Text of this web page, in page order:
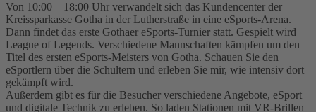
Von 10:00 – 18:00 Uhr verwandelt sich das Kundencenter der
Kreissparkasse Gotha in der Lutherstraße in eine eSports-Arena.
Dann findet das erste Gothaer eSports-Turnier statt. Gespielt wird
League of Legends. Verschiedene Mannschaften kämpfen um den
Titel des ersten eSports-Meisters von Gotha. Schauen Sie den
eSportlern über die Schultern und erleben Sie mir, wie intensiv dort
gekämpft wird.
Außerdem gibt es für die Besucher verschiedene Angebote, eSport
und digitale Technik zu erleben. So laden Stationen mit VR-Brillen